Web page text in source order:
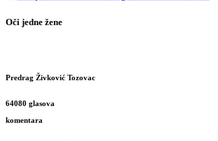
Oči jedne žene
Predrag Živković Tozovac
64080 glasova
komentara